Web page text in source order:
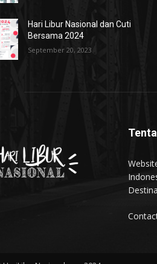
Hari Libur Nasional dan Cuti
Bersama 2024
September 20, 2023